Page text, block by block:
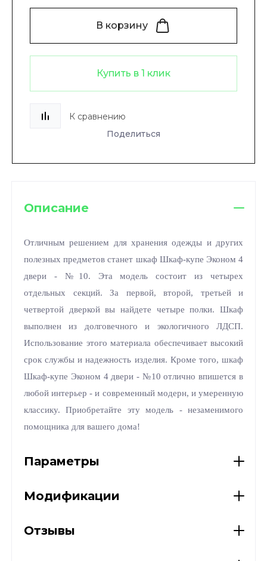
В корзину
Купить в 1 клик
К сравнению
Поделиться
Описание
Отличным решением для хранения одежды и других
полезных предметов станет шкаф Шкаф-купе Эконом 4
двери - №10. Эта модель состоит из четырех
отдельных секций. За первой, второй, третьей и
четвертой дверкой вы найдете четыре полки. Шкаф
выполнен из долговечного и экологичного ЛДСП.
Использование этого материала обеспечивает высокий
срок службы и надежность изделия. Кроме того, шкаф
Шкаф-купе Эконом 4 двери - №10 отлично впишется в
любой интерьер - и современный модерн, и умеренную
классику. Приобретайте эту модель - незаменимого
помощника для вашего дома!
Параметры
Модификации
Отзывы